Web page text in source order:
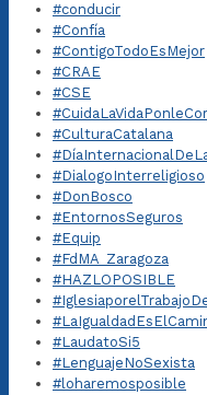
#conducir
#Confía
#ContigoTodoEsMejor
#CRAE
#CSE
#CulturaCatalana
#DialogoInterreligioso
#DonBosco
#EntornosSeguros
#Equip
#FdMA_Zaragoza
#HAZLOPOSIBLE
#LaudatoSi5
#LenguajeNoSexista
#loharemosposible